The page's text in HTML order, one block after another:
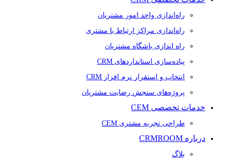
راه‌اندازی واحد امور مشتریان
راه‌اندازی مراکز ارتباط با مشتری
راه اندازی باشگاه مشتریان
پیاده‌سازی استانداردهای CRM
انتخاب و استقرار نرم افزار CRM
پروژه‌های سنجش رضایت مشتریان
خدمات تخصصی CEM
طراحی تجربه مشتری CEM
درباره CRMROOM
بلاگ